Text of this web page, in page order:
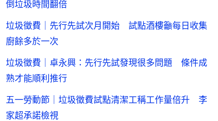
倒垃圾時間翻倍
垃圾徵費｜先行先試次月開始 試點酒樓籲每日收集
廚餘多於一次
垃圾徵費｜卓永興：先行先試發現很多問題 條件成
熟才能順利推行
五一勞動節｜垃圾徵費試點清潔工稱工作量倍升 李
家超承諾檢視